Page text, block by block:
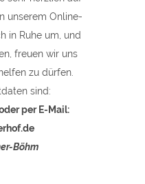
unserem Online-
in Ruhe um, und
freuen wir uns
zu dürfen.
sind:
per E-Mail:
Böhm